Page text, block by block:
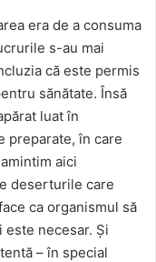
era de a consuma
s-au mai
că este permis
sănătate. Însă
luat în
preparate, în care
aici
deserturile care
ca organismul să
este necesar. Și
– în special